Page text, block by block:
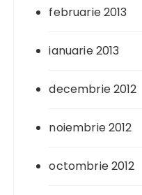
februarie 2013
ianuarie 2013
decembrie 2012
noiembrie 2012
octombrie 2012